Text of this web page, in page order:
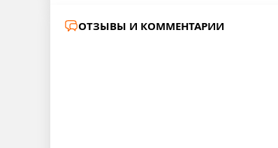
ОТЗЫВЫ И КОММЕНТАРИИ